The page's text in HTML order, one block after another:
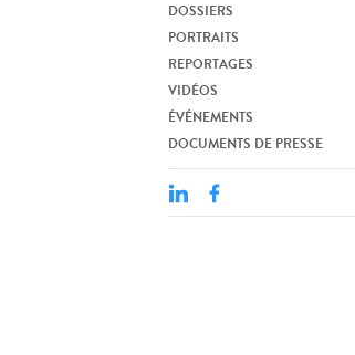
DOSSIERS
PORTRAITS
REPORTAGES
VIDÉOS
ÉVÉNEMENTS
DOCUMENTS DE PRESSE